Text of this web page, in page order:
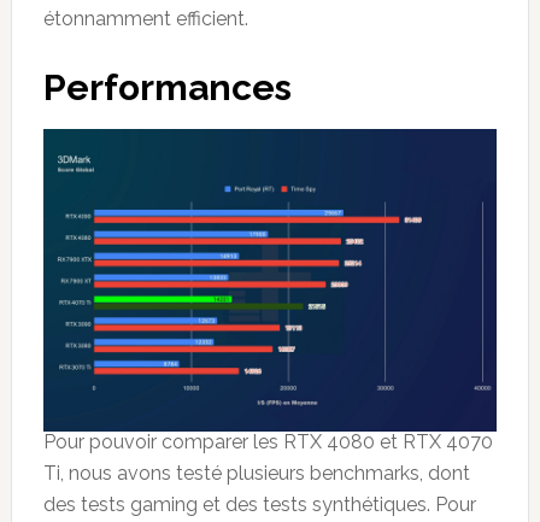
étonnamment efficient.
Performances
Pour pouvoir comparer les RTX 4080 et RTX 4070
Ti, nous avons testé plusieurs benchmarks, dont
des tests gaming et des tests synthétiques. Pour